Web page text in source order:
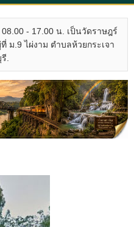
- 17.00 น. เป็นวัดราษฎร์
ม.9 ไผ่งาม ตำบลห้วยกระเจา
.